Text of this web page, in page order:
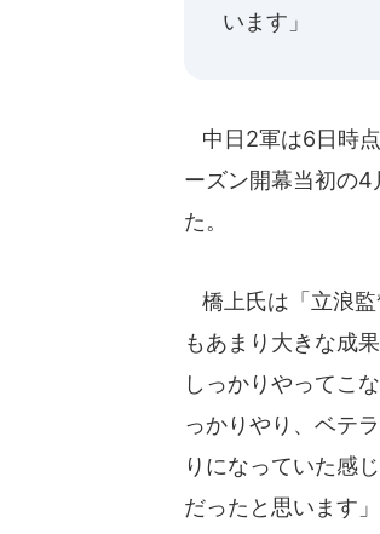
います」
中日2軍は6日時
ーズン開幕当初の
た。
橋上氏は「立浪監
もあまり大きな成
しっかりやってこ
っかりやり、ベテ
りになっていた感
だったと思います」